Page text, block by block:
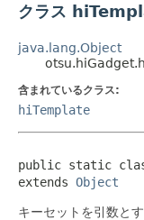
クラス
java.lang.Object
含まれているクラス:
hiTemplate
public static
extends Object
キーセットを引数と